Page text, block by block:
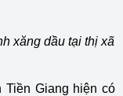
xăng dầu tại thị xã
Tiền Giang hiện có